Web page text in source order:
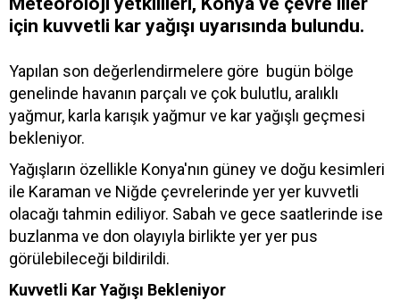
için kuvvetli kar yağışı uyarısında bulundu.
Yapılan son değerlendirmelere göre bugün bölge
genelinde havanın parçalı ve çok bulutlu, aralıklı
yağmur, karla karışık yağmur ve kar yağışlı geçmesi
bekleniyor.
Yağışların özellikle Konya'nın güney ve doğu kesimleri
ile Karaman ve Niğde çevrelerinde yer yer kuvvetli
olacağı tahmin ediliyor. Sabah ve gece saatlerinde ise
buzlanma ve don olayıyla birlikte yer yer pus
görülebileceği bildirildi.
Kuvvetli Kar Yağışı Bekleniyor